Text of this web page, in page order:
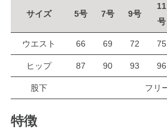
サイズ 5号 7号 9号
11
号
ウエスト 66 69 72 75
ヒップ 87 90 93 96
股下 フリ
特徴